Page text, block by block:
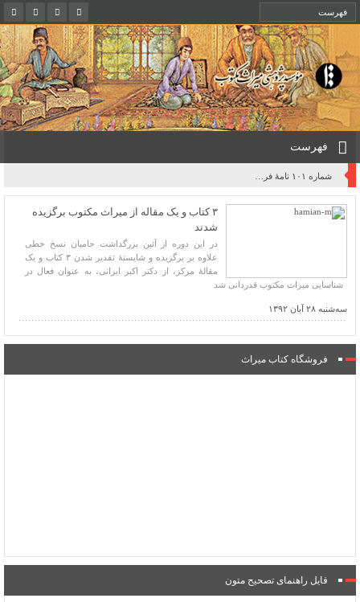
فهرست
روایت یک قرن صیانت از میراث مکتوب ایران به بیان معاون کتابخانه ملی
۳ کتاب و یک مقاله از میراث مکتوب برگزیده
شدند
در این دوره از آئین بزرگداشت حامیان نسخ خطی
علاوه بر برگزیده و شایستۀ تقدیر شدن ۳ کتاب و یک
مقالۀ مرکز، از دکتر اکبر ایرانی، به عنوان فعال در
شناسایی میراث مکتوب قدردانی شد
سه‌شنبه ۲۸ آبان ۱۳۹۲
فروشگاه کتاب میراث
فایل راهنمای تصحیح متون